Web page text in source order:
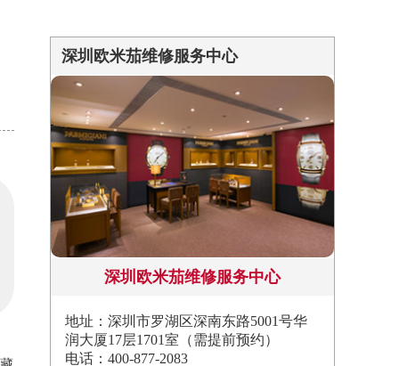
深圳欧米茄维修服务中心
深圳欧米茄维修服务中心
地址：深圳市罗湖区深南东路5001号华
润大厦17层1701室（需提前预约）
电话：400-877-2083